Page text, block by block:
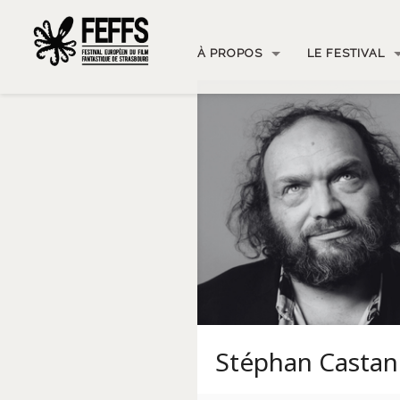
À PROPOS LE FESTIVAL
Stéphan